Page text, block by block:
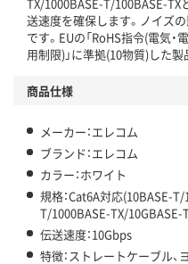
送速度を確保します。ノイズ
です。EUの「RoHS指令(電気
用制限)」に準拠(10物質)した製
商品仕様
メーカー：エレコム
ブランド：エレコム
カラー：ホワイト
規格：Cat6A対応(10BASE-
T/1000BASE-TX/10GBASE-
伝送速度：10Gbps
特徴：ストレートケーブル、